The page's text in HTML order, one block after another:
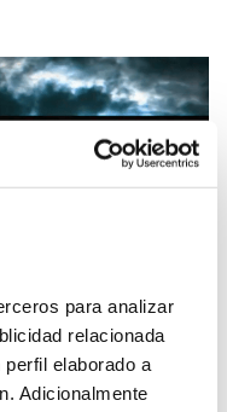
para analizar
relacionada
elaborado a
Adicionalmente
de 2024